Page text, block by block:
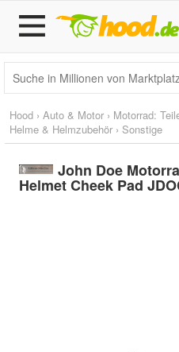
Hood › Auto & Motor › Motorrad:
Helme & Helmzubehör › Sonstige
John Doe
Helmet Cheek Pad